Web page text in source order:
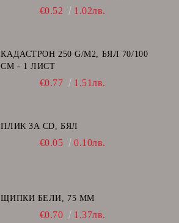
€0.52 1.02лв.
КАДАСТРОН 250 G/M2, БЯЛ 70/100
СМ - 1 ЛИСТ
€0.77 1.51лв.
ПЛИК ЗА CD, БЯЛ
€0.05 0.10лв.
ЩИПКИ БЕЛИ, 75 ММ
€0.70 1.37лв.